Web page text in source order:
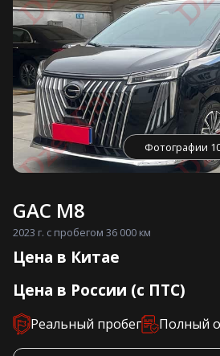
Фотографии
GAC M8
2023 г. с пробегом 36 000 км
Цена в Китае
Цена в России (с ПТС)
Реальный пробег Полный